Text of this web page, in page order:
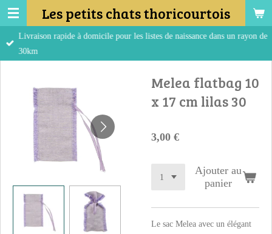
Passer
au
contenu
Les petits chats thoricourtois
Livraison rapide à domicile pour les listes de naissance dans un rayon de
30km
Melea flatbag 10
x 17 cm lilas 30
3,00 €
Ajouter au
panier
Le sac Melea avec un élégant